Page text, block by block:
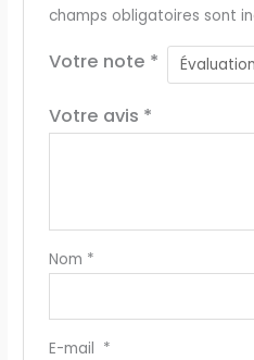
champs obligatoires sont
Votre note *
Votre avis *
Nom *
E-mail *